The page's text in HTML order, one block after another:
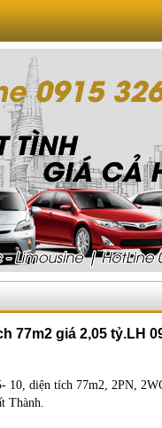
77m2 giá 2,05 tỷ.LH
10, diện tích 77m2, 2PN,
Thành.